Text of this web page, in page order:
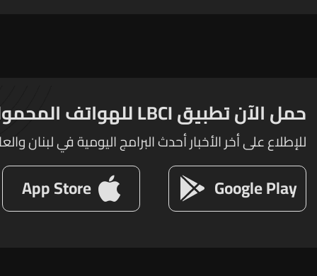
حمل الآن تطبيق LBCI للهواتف المحمولة
للإطلاع على أخر الأخبار أحدث البرامج اليومية في لبنان
Google Play
App Store